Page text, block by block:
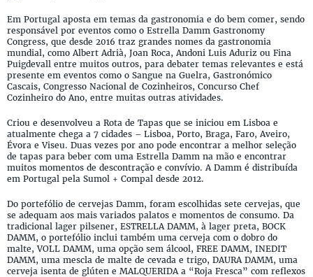
Em Portugal aposta em temas da gastronomia e do bem comer, sendo
responsável por eventos como o Estrella Damm Gastronomy
Congress, que desde 2016 traz grandes nomes da gastronomia
mundial, como Albert Adrià, Joan Roca, Andoni Luis Aduriz ou Fina
Puigdevall entre muitos outros, para debater temas relevantes e está
presente em eventos como o Sangue na Guelra, Gastronómico
Cascais, Congresso Nacional de Cozinheiros, Concurso Chef
Cozinheiro do Ano, entre muitas outras atividades.
Criou e desenvolveu a Rota de Tapas que se iniciou em Lisboa e
atualmente chega a 7 cidades – Lisboa, Porto, Braga, Faro, Aveiro,
Évora e Viseu. Duas vezes por ano pode encontrar a melhor seleção
de tapas para beber com uma Estrella Damm na mão e encontrar
muitos momentos de descontração e convívio. A Damm é distribuída
em Portugal pela Sumol + Compal desde 2012.
Do portefólio de cervejas Damm, foram escolhidas sete cervejas, que
se adequam aos mais variados palatos e momentos de consumo. Da
tradicional lager pilsener, ESTRELLA DAMM, à lager preta, BOCK
DAMM, o portefólio inclui também uma cerveja com o dobro do
malte, VOLL DAMM, uma opção sem álcool, FREE DAMM, INEDIT
DAMM, uma mescla de malte de cevada e trigo, DAURA DAMM, uma
cerveja isenta de glúten e MALQUERIDA a “Roja Fresca” com reflexos